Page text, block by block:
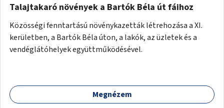
Talajtakaró növények a Bartók Béla út fáihoz
Közösségi fenntartású növénykazetták létrehozása a XI.
kerületben, a Bartók Béla úton, a lakók, az üzletek és a
vendéglátóhelyek együttműködésével.
Megnézem